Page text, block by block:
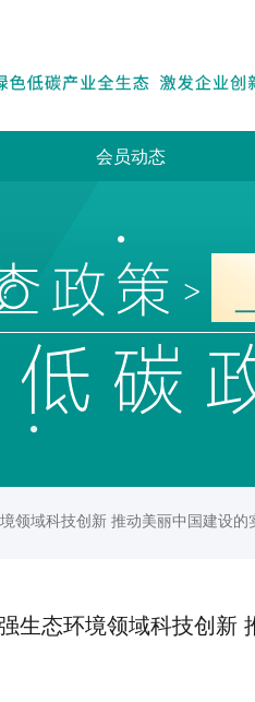
会员动态
领域科技创新 推动美丽中国建设的
生态环境领域科技创新